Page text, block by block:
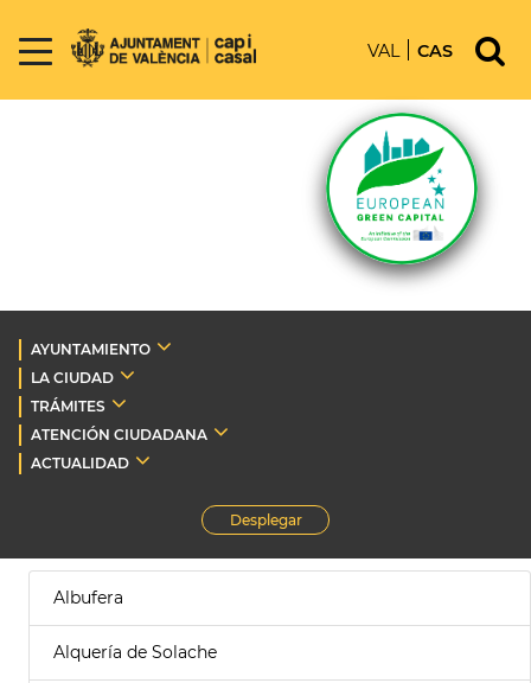
VAL CAS
AYUNTAMIENTO
LA CIUDAD
TRÁMITES
ATENCIÓN CIUDADANA
ACTUALIDAD
Desplegar
Albufera
Alquería de Solache